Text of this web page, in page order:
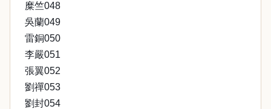
糜竺048
吳蘭049
雷銅050
李嚴051
張翼052
劉禪053
劉封054